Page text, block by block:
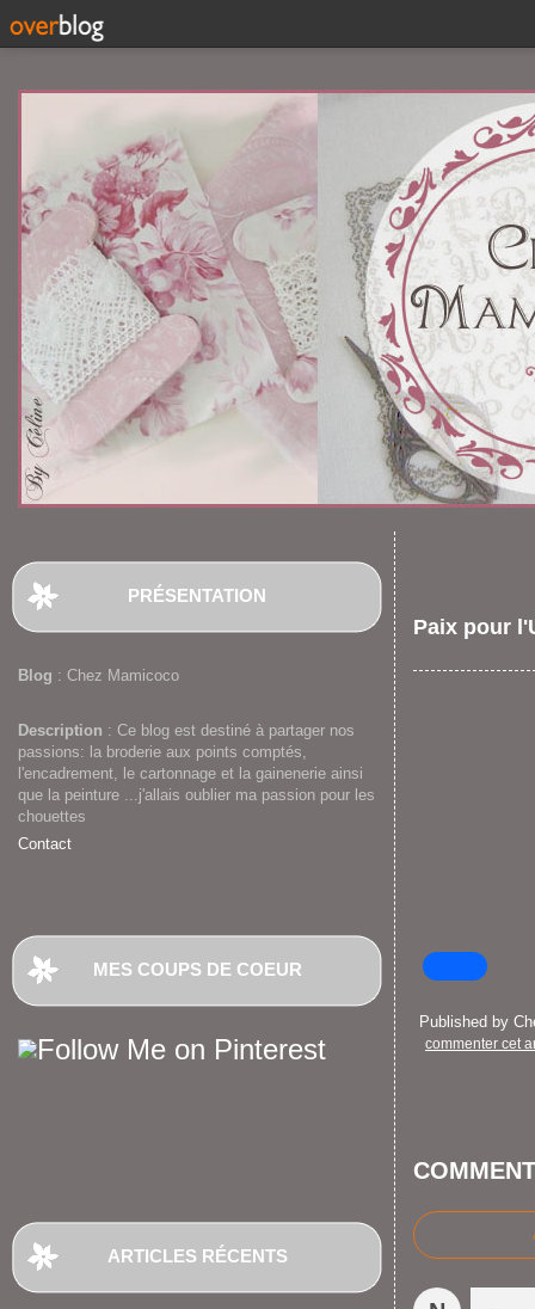
PRÉSENTATION
Blog : Chez Mamicoco
Description : Ce blog est destiné à partager nos
passions: la broderie aux points comptés,
l'encadrement, le cartonnage et la gainenerie ainsi
que la peinture ...j'allais oublier ma passion pour les
chouettes
Contact
MES COUPS DE COEUR
ARTICLES RÉCENTS
Paix pour
Published by
commenter cet